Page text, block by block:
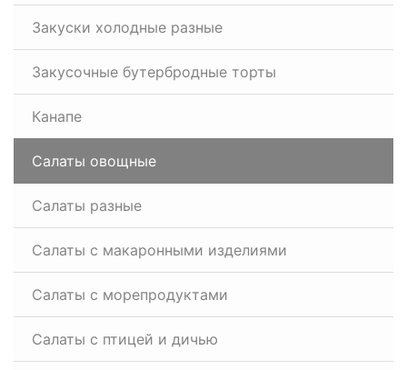
Закуски холодные разные
Закусочные бутербродные торты
Канапе
Салаты овощные
Салаты разные
Салаты с макаронными изделиями
Салаты с морепродуктами
Салаты с птицей и дичью